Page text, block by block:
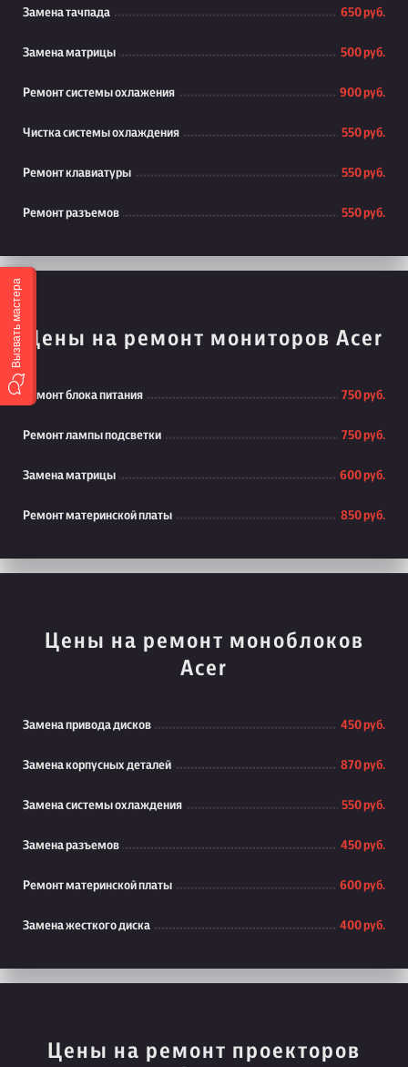
Замена тачпада 650 руб.
Замена матрицы 500 руб.
Ремонт системы охлажения 900 руб.
Чистка системы охлаждения 550 руб.
Ремонт клавиатуры 550 руб.
Ремонт разъемов 550 руб.
Цены на ремонт мониторов Acer
Ремонт блока питания 750 руб.
Ремонт лампы подсветки 750 руб.
Замена матрицы 600 руб.
Ремонт материнской платы 850 руб.
Цены на ремонт моноблоков
Acer
Замена привода дисков 450 руб.
Замена корпусных деталей 870 руб.
Замена системы охлаждения 550 руб.
Замена разъемов 450 руб.
Ремонт материнской платы 600 руб.
Замена жесткого диска 400 руб.
Цены на ремонт проекторов
Вызвать мастера